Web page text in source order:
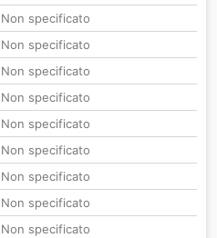
Non specificato
Non specificato
Non specificato
Non specificato
Non specificato
Non specificato
Non specificato
Non specificato
Non specificato